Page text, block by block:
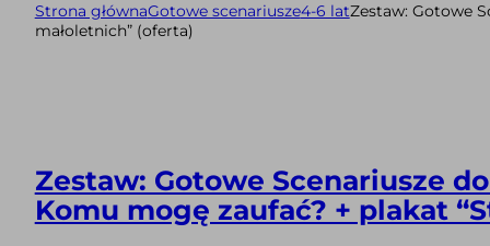
Strona głównaGotowe scenariusze4-6 latZestaw: Gotowe
małoletnich” (oferta)
Zestaw: Gotowe Scenariusze
Komu mogę zaufać? + plakat